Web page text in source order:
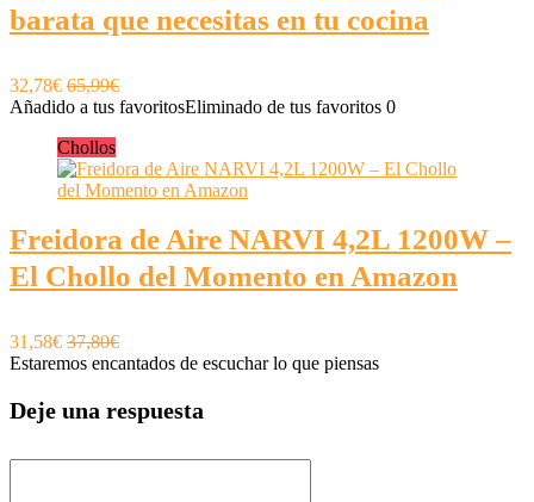
barata que necesitas en tu cocina
32,78€ 65,99€
Añadido a tus favoritosEliminado de tus favoritos 0
Chollos
Freidora de Aire NARVI 4,2L 1200W –
El Chollo del Momento en Amazon
31,58€ 37,80€
Estaremos encantados de escuchar lo que piensas
Deje una respuesta